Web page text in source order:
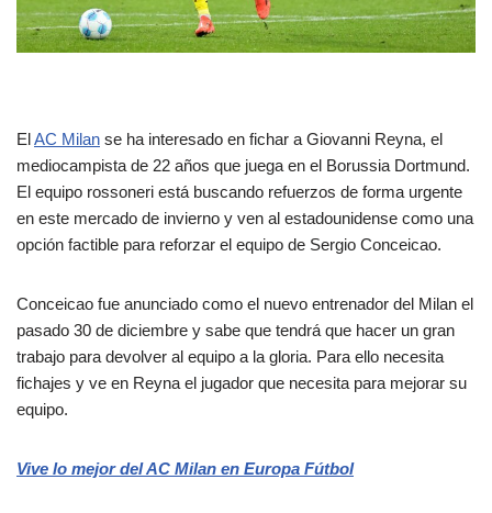
ElAC Milan se ha interesado en fichar a Giovanni Reyna, el
mediocampista de 22 años que juega en el Borussia Dortmund.
El equipo rossoneri está buscando refuerzos de forma urgente
en este mercado de invierno y ven al estadounidense como una
opción factible para reforzar el equipo de Sergio Conceicao.
Conceicao fue anunciado como el nuevo entrenador del Milan el
pasado 30 de diciembre y sabe que tendrá que hacer un gran
trabajo para devolver al equipo a la gloria. Para ello necesita
fichajes y ve en Reyna el jugador que necesita para mejorar su
equipo.
Vive lo mejor del AC Milan en Europa Fútbol